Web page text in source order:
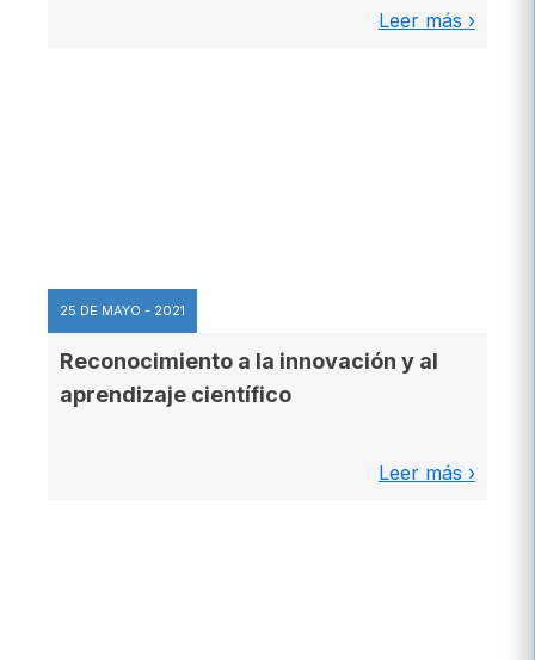
Leer más ›
25 DE MAYO - 2021
Reconocimiento a la innovación y al
aprendizaje científico
Leer más ›